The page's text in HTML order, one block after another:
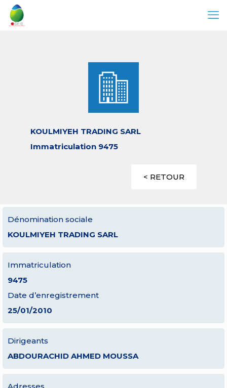
KOULMIYEH TRADING SARL
Immatriculation 9475
< RETOUR
Dénomination sociale
KOULMIYEH TRADING SARL
Immatriculation
9475
Date d’enregistrement
25/01/2010
Dirigeants
ABDOURACHID AHMED MOUSSA